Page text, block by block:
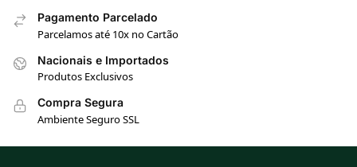
Pagamento Parcelado
Parcelamos até 10x no Cartão
Nacionais e Importados
Produtos Exclusivos
Compra Segura
Ambiente Seguro SSL